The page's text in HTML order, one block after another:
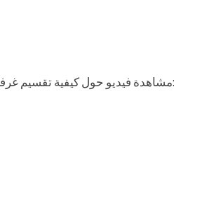
مشاهدة فيديو حول كيفية تقسيم غرفة إلى مناطق فنغ شوي: